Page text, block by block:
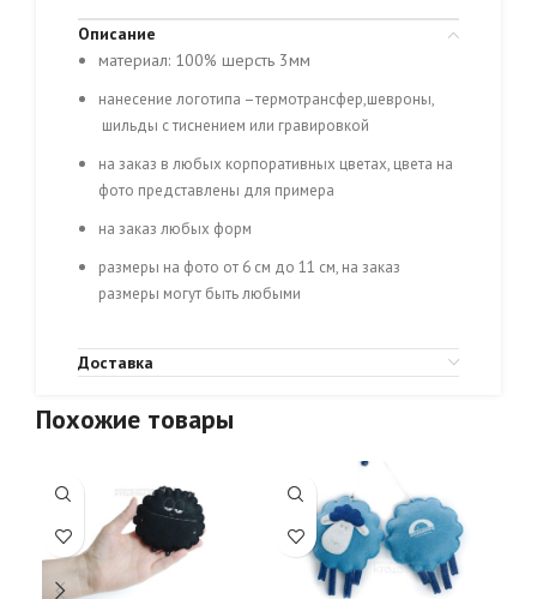
Описание
материал: 100% шерсть 3мм
нанесение логотипа –термотрансфер,шевроны,
шильды с тиснением или гравировкой
на заказ в любых корпоративных цветах, цвета на
фото представлены для примера
на заказ любых форм
размеры на фото от 6 см до 11 см, на заказ
размеры могут быть любыми
Доставка
Похожие товары